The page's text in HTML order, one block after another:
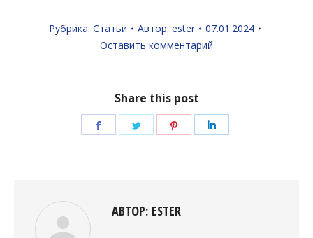
Рубрика: Статьи Автор: ester
07.01.2024
Оставить комментарий
Share this post
ПоделитьсяПоделитьсяПоделиться
АВТОР: ESTER